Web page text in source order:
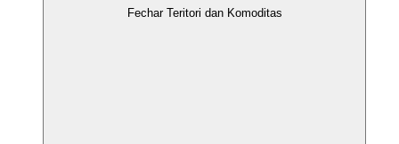
Fechar Teritori dan Komoditas